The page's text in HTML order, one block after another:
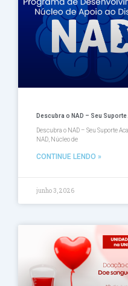
Descubra o NAD – Seu
Descubra o NAD – Seu Suporte
NAD, Núcleo de
CONTINUE LENDO »
junho 3, 2026